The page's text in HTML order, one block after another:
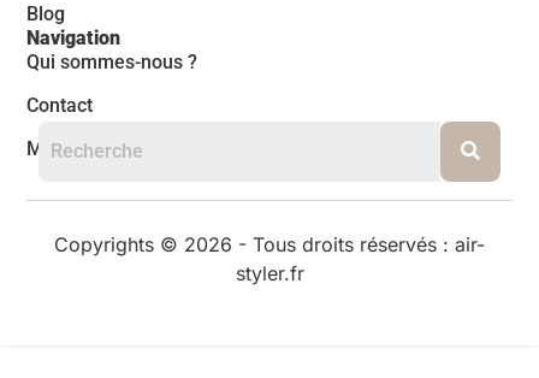
Blog
Navigation
Qui sommes-nous ?
Contact
Mentions légales
Copyrights © 2026 - Tous droits réservés : air-
styler.fr